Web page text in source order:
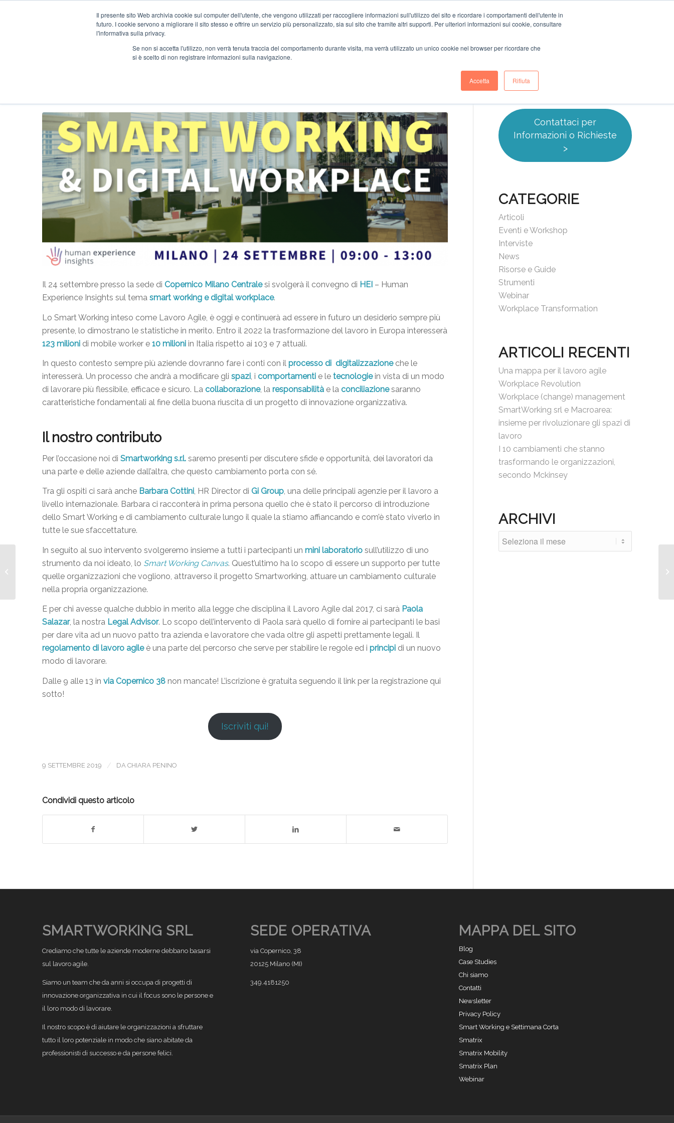
Il presente sito Web archivia cookie sul computer dell'utente, che vengono utilizzati per raccogliere informazioni sull'utilizzo del sito e ricordare i comportamenti dell'utente in
futuro. I cookie servono a migliorare il sito stesso e offrire un servizio più personalizzato, sia sul sito che tramite altri supporti. Per ulteriori informazioni sui cookie, consultare
l'informativa sulla privacy.
Se non si accetta l'utilizzo, non verrà tenuta traccia del comportamento durante visita, ma verrà utilizzato un unico cookie nel browser per ricordare che
si è scelto di non registrare informazioni sulla navigazione.
Accetta Rifiuta
Home Case Studies Cosa facciamo Blog Newsletter
SMART WORKING E DIGITAL WORKPLACE
Il 24 settembre presso la sede di Copernico Milano Centralesi svolgerà il convegno di HEI– Human
Experience Insights sul tema smart working e digital workplace.
Lo Smart Working inteso come Lavoro Agile, è oggi e continuerà ad essere in futuro un desiderio sempre più
presente, lo dimostrano le statistiche in merito. Entro il 2022 la trasformazione del lavoro in Europa interesserà
123 milionidi mobile worker e 10 milioniin Italia rispetto ai 103 e 7 attuali.
In questo contesto sempre più aziende dovranno fare i conti con il processo di digitalizzazioneche le
interesserà. Un processo che andrà a modificare gli spazi, i comportamentie le tecnologiein vista di un modo
di lavorare più flessibile, efficace e sicuro. La collaborazione, la responsabilitàe la conciliazionesaranno
caratteristiche fondamentali al fine della buona riuscita di un progetto di innovazione organizzativa.
Il nostro contributo
Per l’occasione noi di Smartworking s.r.l.saremo presenti per discutere sfide e opportunità, dei lavoratori da
una parte e delle aziende dall’altra, che questo cambiamento porta con sé.
Tra gli ospiti ci sarà anche Barbara Cottini, HR Director di Gi Group, una delle principali agenzie per il lavoro a
livello internazionale. Barbara ci racconterà in prima persona quello che è stato il percorso di introduzione
dello Smart Working e di cambiamento culturale lungo il quale la stiamo affiancando e com’è stato viverlo in
tutte le sue sfaccettature.
In seguito al suo intervento svolgeremo insieme a tutti i partecipanti un mini laboratoriosull’utilizzo di uno
strumento da noi ideato, lo Smart Working Canvas. Quest’ultimo ha lo scopo di essere un supporto per tutte
quelle organizzazioni che vogliono, attraverso il progetto Smartworking, attuare un cambiamento culturale
nella propria organizzazione.
E per chi avesse qualche dubbio in merito alla legge che disciplina il Lavoro Agile dal 2017, ci sarà Paola
Salazar, la nostra Legal Advisor. Lo scopo dell’intervento di Paola sarà quello di fornire ai partecipanti le basi
per dare vita ad un nuovo patto tra azienda e lavoratore che vada oltre gli aspetti prettamente legali. Il
regolamento di lavoro agileè una parte del percorso che serve per stabilire le regole ed i principidi un nuovo
modo di lavorare.
Dalle 9 alle 13 in via Copernico 38non mancate! L’iscrizione è gratuita seguendo il link per la registrazione qui
sotto!
Iscriviti qui!
9 SETTEMBRE 2019 / DA CHIARA PENINO
Condividi questo articolo
Contattaci per
Informazioni o Richieste
>
CATEGORIE
Articoli
Eventi e Workshop
Interviste
News
Risorse e Guide
Strumenti
Webinar
Workplace Transformation
ARTICOLI RECENTI
Una mappa per il lavoro agile
Workplace Revolution
Workplace (change) management
SmartWorking srl e Macroarea:
insieme per rivoluzionare gli spazi di
lavoro
I 10 cambiamenti che stanno
trasformando le organizzazioni,
secondo Mckinsey
ARCHIVI
SMARTWORKING SRL
Crediamo che tutte le aziende moderne debbano basarsi
sul lavoro agile.
Siamo un team che da anni si occupa di progetti di
innovazione organizzativa in cui il focus sono le persone e
il loro modo di lavorare.
Il nostro scopo è di aiutare le organizzazioni a sfruttare
tutto il loro potenziale in modo che siano abitate da
professionisti di successo e da persone felici.
SEDE OPERATIVA
via Copernico, 38
20125 Milano (MI)
349.4181250
MAPPA DEL SITO
Blog
Case Studies
Chi siamo
Contatti
Newsletter
Privacy Policy
Smart Working e Settimana Corta
Smatrix
Smatrix Mobility
Smatrix Plan
Webinar
#CONCILIAMO, IL
BANDO CHE
FAVORISCE LA VITA-
LAVORO